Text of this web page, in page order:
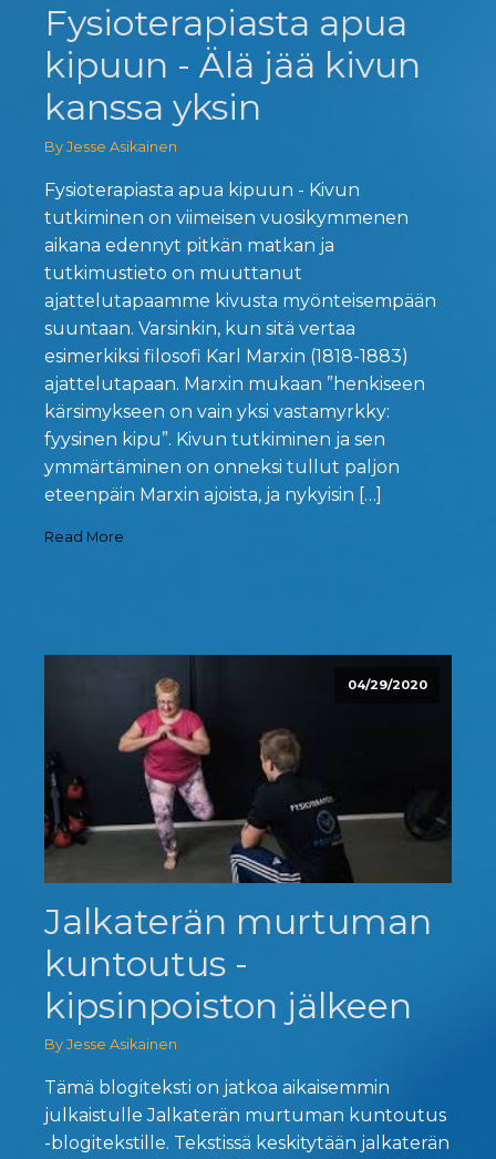
Fysioterapiasta apua
kipuun - Älä jää kivun
kanssa yksin
By Jesse Asikainen
Fysioterapiasta apua kipuun - Kivun
tutkiminen on viimeisen vuosikymmenen
aikana edennyt pitkän matkan ja
tutkimustieto on muuttanut
ajattelutapaamme kivusta myönteisempään
suuntaan. Varsinkin, kun sitä vertaa
esimerkiksi filosofi Karl Marxin (1818-1883)
ajattelutapaan. Marxin mukaan ”henkiseen
kärsimykseen on vain yksi vastamyrkky:
fyysinen kipu”. Kivun tutkiminen ja sen
ymmärtäminen on onneksi tullut paljon
eteenpäin Marxin ajoista, ja nykyisin […]
Read More
04/29/2020
Jalkaterän murtuman
kuntoutus -
kipsinpoiston jälkeen
By Jesse Asikainen
Tämä blogiteksti on jatkoa aikaisemmin
julkaistulle Jalkaterän murtuman kuntoutus
-blogitekstille. Tekstissä keskitytään jalkaterän